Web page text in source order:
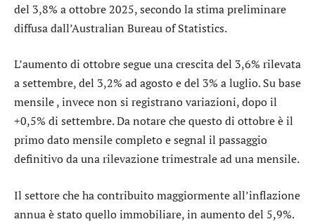
del 3,8% a ottobre 2025, secondo la stima preliminare
diffusa dall’Australian Bureau of Statistics.
L’aumento di ottobre segue una crescita del 3,6% rilevata
a settembre, del 3,2% ad agosto e del 3% a luglio. Su base
mensile , invece non si registrano variazioni, dopo il
+0,5% di settembre. Da notare che questo di ottobre è il
primo dato mensile completo e segnal il passaggio
definitivo da una rilevazione trimestrale ad una mensile.
Il settore che ha contribuito maggiormente all’inflazione
annua è stato quello immobiliare, in aumento del 5,9%.